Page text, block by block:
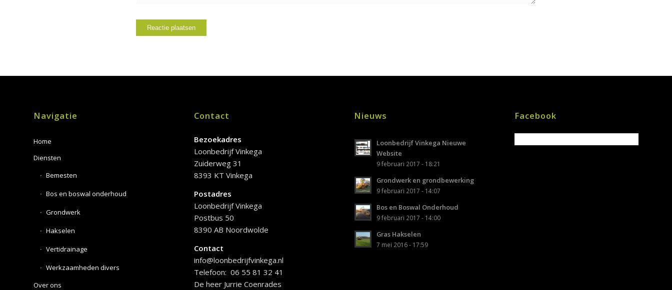
Navigatie
Home
Diensten
Bemesten
Bos en boswal onderhoud
Grondwerk
Hakselen
Vertidrainage
Werkzaamheden divers
Over ons
Contact
Bezoekadres
Loonbedrijf Vinkega
Zuiderweg 31
8393 KT Vinkega
Postadres
Loonbedrijf Vinkega
Postbus 50
8390 AB Noordwolde
Contact
info@loonbedrijfvinkega.nl
Telefoon: 06 55 81 32 41
De heer Jurrie Coenrades
Nieuws
Loonbedrijf Vinkega Nieuwe
Website
9 februari 2017 - 18:21
Grondwerk en grondbewerking
9 februari 2017 - 14:07
Bos en Boswal Onderhoud
9 februari 2017 - 14:00
Gras Hakselen
7 mei 2016 - 17:59
Facebook